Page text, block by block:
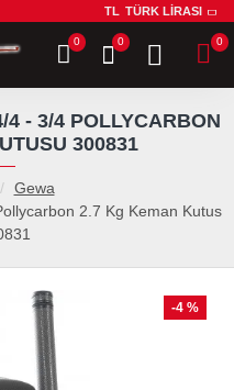
TL TÜRK LIRASI
0 0 0
Gewa
2.7 Kg Keman Kutus
4 - 3/4 POLLYCARBON
300831
-4 %